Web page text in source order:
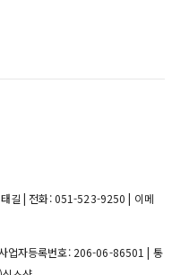
길 | 전화: 051-523-9250 | 이메
업자등록번호: 206-06-86501 | 통